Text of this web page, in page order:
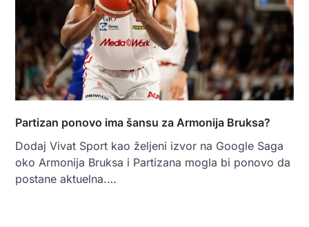
Partizan ponovo ima šansu za Armonija Bruksa?
Dodaj Vivat Sport kao željeni izvor na Google Saga
oko Armonija Bruksa i Partizana mogla bi ponovo da
postane aktuelna.…